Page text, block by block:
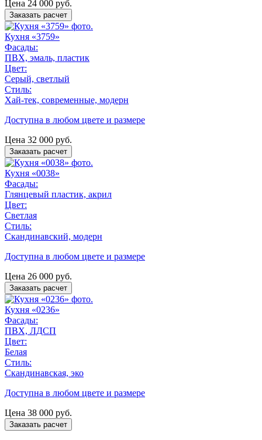
Цена 24 000 руб.
Заказать расчет
Кухня «3759»
Фасады:
ПВХ, эмаль, пластик
Цвет:
Серый, светлый
Стиль:
Хай-тек, современные, модерн
Доступна в любом цвете и размере
Цена 32 000 руб.
Заказать расчет
Кухня «0038»
Фасады:
Глянцевый пластик, акрил
Цвет:
Светлая
Стиль:
Скандинавский, модерн
Доступна в любом цвете и размере
Цена 26 000 руб.
Заказать расчет
Кухня «0236»
Фасады:
ПВХ, ЛДСП
Цвет:
Белая
Стиль:
Скандинавская, эко
Доступна в любом цвете и размере
Цена 38 000 руб.
Заказать расчет